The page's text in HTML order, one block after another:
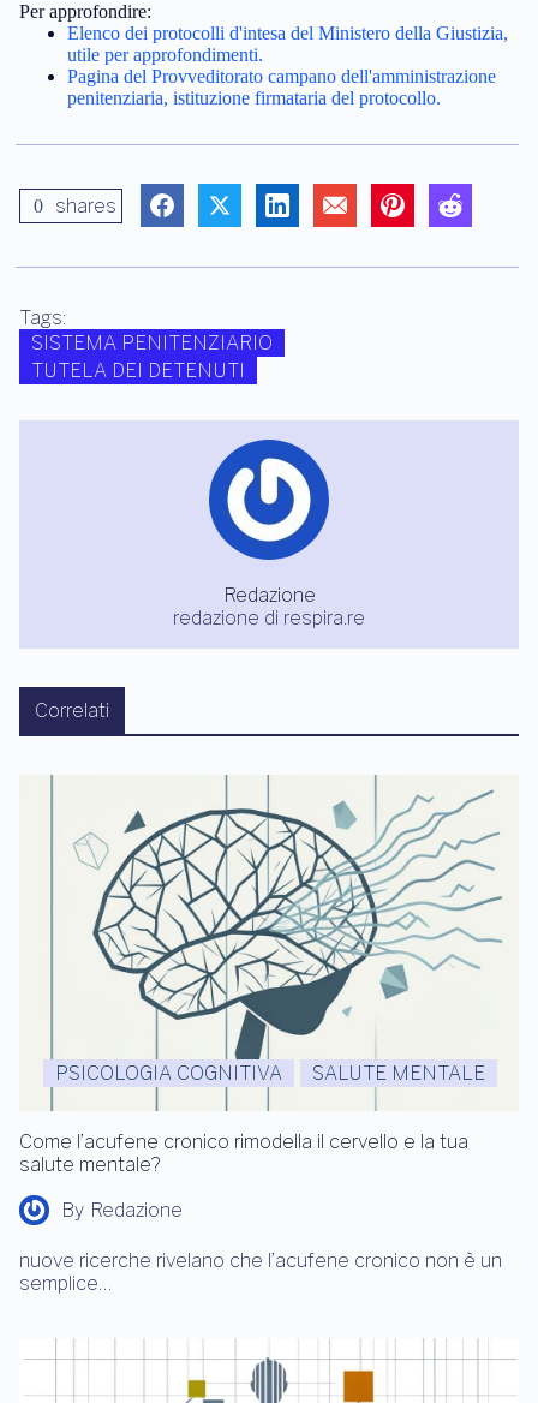
Per approfondire:
Elenco dei protocolli d'intesa del Ministero della Giustizia,
utile per approfondimenti.
Pagina del Provveditorato campano dell'amministrazione
penitenziaria, istituzione firmataria del protocollo.
0 shares
Tags:
SISTEMA PENITENZIARIO
TUTELA DEI DETENUTI
Redazione
redazione di respira.re
Correlati
PSICOLOGIA COGNITIVA SALUTE MENTALE
Come l’acufene cronico rimodella il cervello e la tua
salute mentale?
By Redazione
nuove ricerche rivelano che l’acufene cronico non è un
semplice…